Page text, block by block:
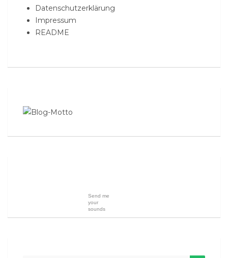
Datenschutzerklärung
Impressum
README
Send me
your
sounds